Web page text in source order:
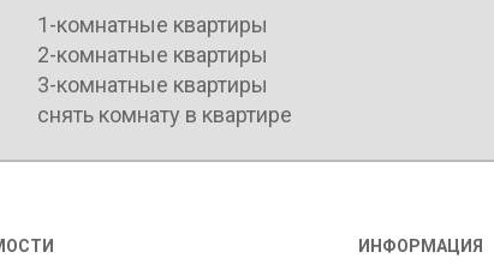
1-комнатные квартиры
2-комнатные квартиры
3-комнатные квартиры
снять комнату в квартире
ИНФОРМАЦИЯ